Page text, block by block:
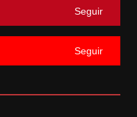
Seguir
Seguir